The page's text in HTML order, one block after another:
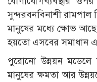
সুন্দরবনবিনাশী
মানুষের মধ্যে ক্ষোভ
হয়তো এসবের সমাধান
পুরোনো উন্নয়ন মডেলে
মানুষের ক্ষমতা আর